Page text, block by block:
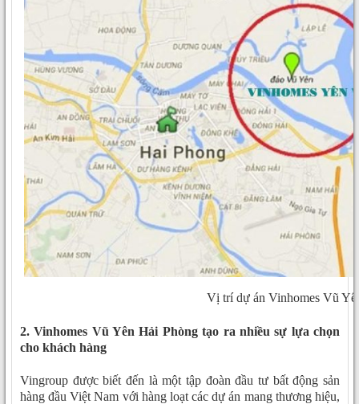
Vị trí dự án Vinhomes Vũ
2. Vinhomes Vũ Yên Hải Phòng tạo ra nhiều sự lựa chọn
cho khách hàng
Vingroup được biết đến là một tập đoàn đầu tư bất động sản
hàng đầu Việt Nam với hàng loạt các dự án mang thương hiệu,